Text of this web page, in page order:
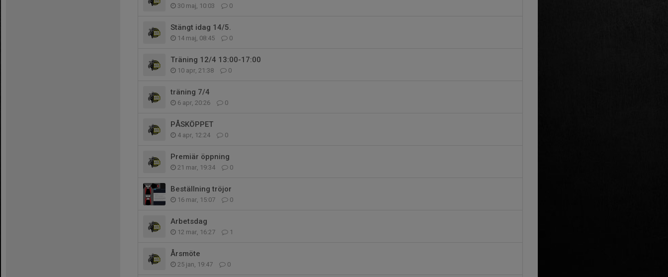
30 maj, 10:03 0
Stängt idag 14/5.
14 maj, 08:45 0
Träning 12/4 13:00-17:00
10 apr, 21:38 0
träning 7/4
6 apr, 20:26 0
PÅSKÖPPET
4 apr, 12:24 0
Premiär öppning
21 mar, 19:34 0
Beställning tröjor
16 mar, 15:07 0
Arbetsdag
12 mar, 16:27 1
Årsmöte
25 jan, 19:47 0